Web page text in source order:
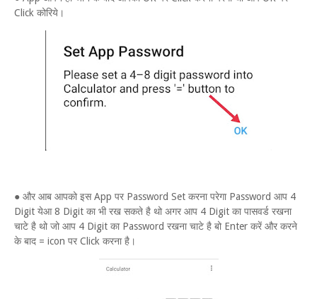
Click कोरिये।
● और आब आपको इस App पर Password Set करना परेगा Password आप 4
Digit येआ 8 Digit का भी रख सकते है थो अगर आप 4 Digit का पासवर्ड रखना
चाटे है थो जो आप 4 Digit का Password रखना चाटे है बो Enter करें और करने
के बाद = icon पर Click करना है।